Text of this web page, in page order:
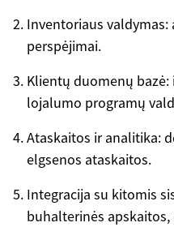
Inventoriaus
perspėjimai.
Klientų duomenų
lojalumo programų
Ataskaitos ir analitika:
elgsenos ataskaitos.
Integracija su kitomis
buhalterinės